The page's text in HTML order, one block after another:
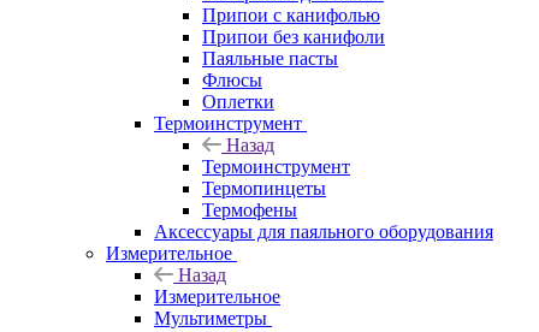
Припои с канифолью
Припои без канифоли
Паяльные пасты
Флюсы
Оплетки
Термоинструмент
Назад
Термоинструмент
Термопинцеты
Термофены
Аксессуары для паяльного оборудования
Измерительное
Назад
Измерительное
Мультиметры